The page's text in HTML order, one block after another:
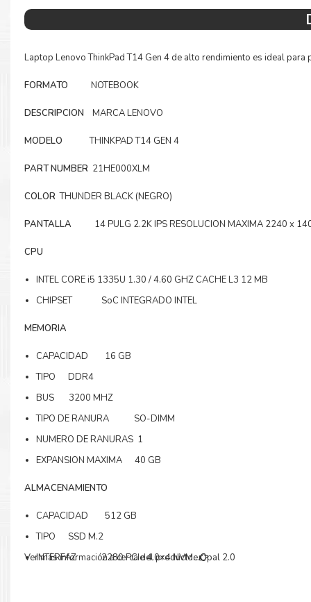
Laptop Lenovo ThinkPad T14 Gen 4 de alto rendimiento es ideal
FORMATO NOTEBOOK
DESCRIPCION MARCA LENOVO
MODELO THINKPAD T14 GEN 4
PART NUMBER 21HE000XLM
COLOR THUNDER BLACK (NEGRO)
PANTALLA 14 PULG 2.2K IPS RESOLUCION MAXIMA 2240 x
CPU
INTEL CORE i5 1335U 1.30 / 4.60 GHZ CACHE L3 12 MB
CHIPSET SoC INTEGRADO INTEL
MEMORIA
CAPACIDAD 16 GB
TIPO DDR4
BUS 3200 MHZ
TIPO DE RANURA SO-DIMM
NUMERO DE RANURAS 1
EXPANSION MAXIMA 40 GB
ALMACENAMIENTO
CAPACIDAD 512 GB
TIPO SSD M.2
INTERFAZ 2280 PCIe 4.0×4 NVMe Opal 2.0
Ver más información a cerca del producto...